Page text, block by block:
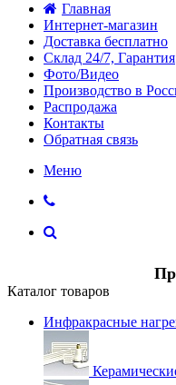
Главная
Интернет-магазин
Доставка бесплатно
Склад 24/7, Гарантия
Фото/Видео
Производство в
Распродажа
Контакты
Обратная связь
Меню
Каталог товаров
Инфракрасные